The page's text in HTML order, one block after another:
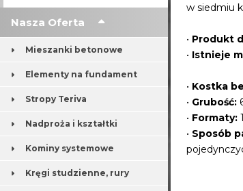
Nasza Oferta
Mieszanki betonowe
Elementy na fundament
Stropy Teriva
Nadproża i kształtki
Kominy systemowe
Kręgi studzienne, rury
w siedmiu
• Produkt
• Istnieje
• Kostka
• Grubość:
• Formaty:
• Sposób